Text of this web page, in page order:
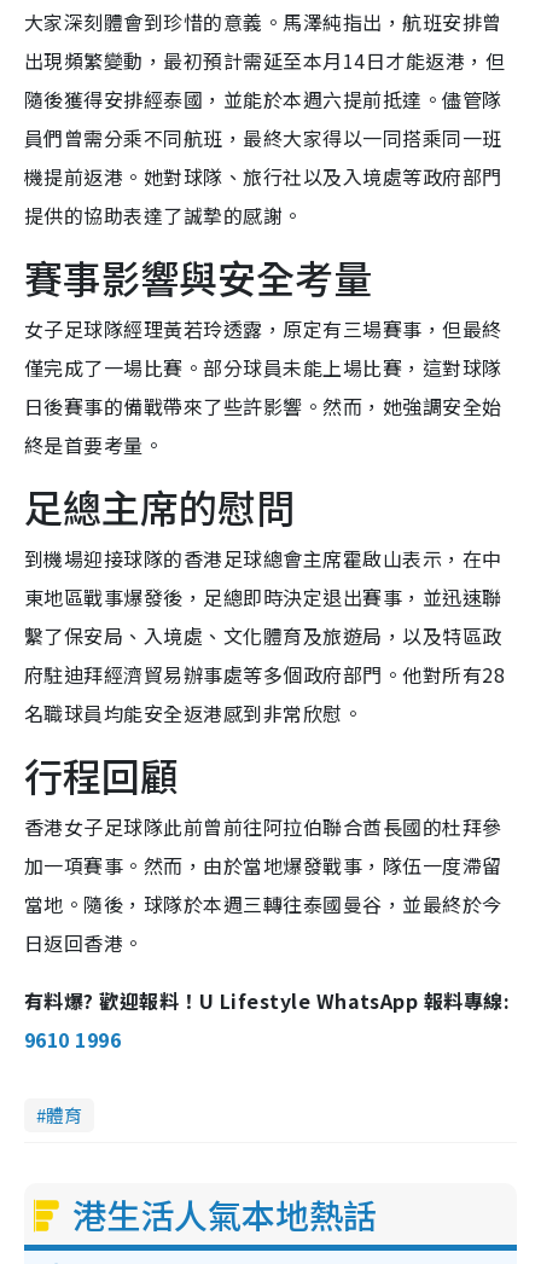
大家深刻體會到珍惜的意義。馬澤純指出，航班安排曾
出現頻繁變動，最初預計需延至本月14日才能返港，但
隨後獲得安排經泰國，並能於本週六提前抵達。儘管隊
員們曾需分乘不同航班，最終大家得以一同搭乘同一班
機提前返港。她對球隊、旅行社以及入境處等政府部門
提供的協助表達了誠摯的感謝。
賽事影響與安全考量
女子足球隊經理黃若玲透露，原定有三場賽事，但最終
僅完成了一場比賽。部分球員未能上場比賽，這對球隊
日後賽事的備戰帶來了些許影響。然而，她強調安全始
終是首要考量。
足總主席的慰問
到機場迎接球隊的香港足球總會主席霍啟山表示，在中
東地區戰事爆發後，足總即時決定退出賽事，並迅速聯
繫了保安局、入境處、文化體育及旅遊局，以及特區政
府駐迪拜經濟貿易辦事處等多個政府部門。他對所有28
名職球員均能安全返港感到非常欣慰。
行程回顧
香港女子足球隊此前曾前往阿拉伯聯合酋長國的杜拜參
加一項賽事。然而，由於當地爆發戰事，隊伍一度滯留
當地。隨後，球隊於本週三轉往泰國曼谷，並最終於今
日返回香港。
有料爆? 歡迎報料！U Lifestyle WhatsApp 報料專線:
9610 1996
體育
港生活人氣本地熱話